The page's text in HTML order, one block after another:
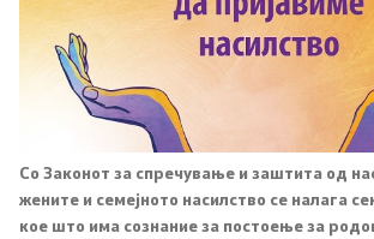
Со Законот за спречување и заштита од
жените и семејното насилство се налага
кое што има сознание за постоење за